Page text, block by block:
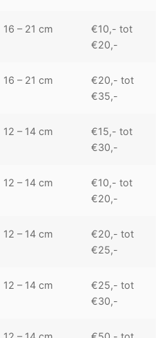
16 – 21 cm
€10,- tot
€20,-
16 – 21 cm
€20,- tot
€35,-
12 – 14 cm
€15,- tot
€30,-
12 – 14 cm
€10,- tot
€20,-
12 – 14 cm
€20,- tot
€25,-
12 – 14 cm
€25,- tot
€30,-